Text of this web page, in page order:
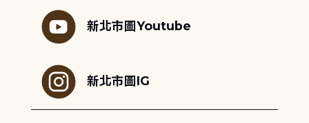
新北市圖Youtube
新北市圖IG